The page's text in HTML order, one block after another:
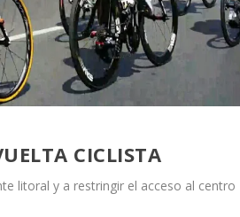
CICLISTA
litoral y a restringir el acceso al centro